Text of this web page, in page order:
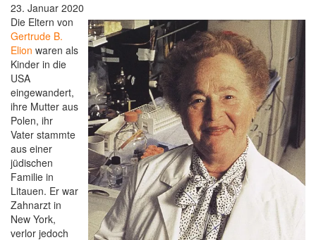
23. Januar 2020
Die Eltern von
Gertrude B.
Elion waren als
Kinder in die
USA
eingewandert,
ihre Mutter aus
Polen, ihr
Vater stammte
aus einer
jüdischen
Familie in
Litauen. Er war
Zahnarzt in
New York,
verlor jedoch